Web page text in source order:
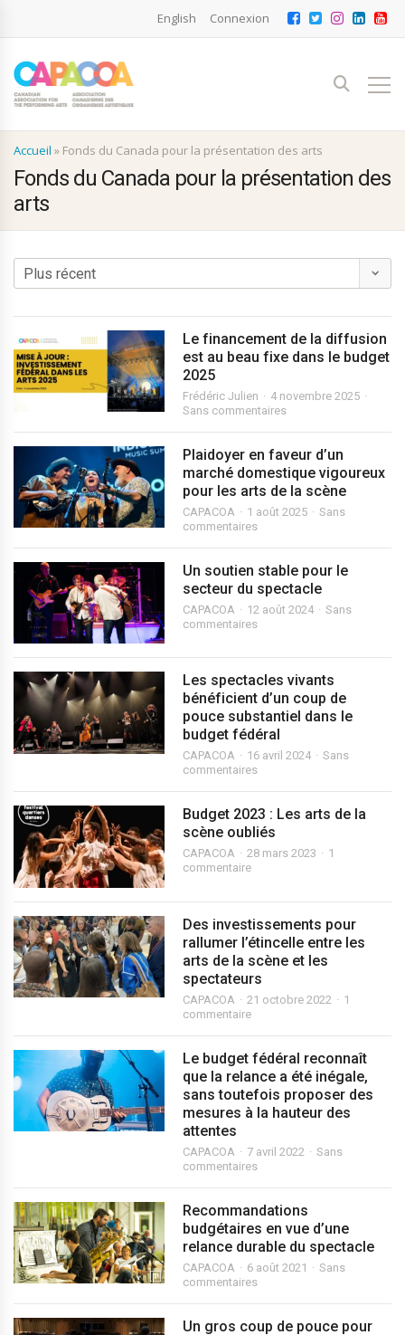
English Connexion
Accueil » Fonds du Canada pour la présentation des arts
Fonds du Canada pour la présentation des
arts
Le financement de la diffusion
est au beau fixe dans le budget
2025
Frédéric Julien
4 novembre 2025
Sans commentaires
Plaidoyer en faveur d’un
marché domestique vigoureux
pour les arts de la scène
CAPACOA 1 août 2025
Sans
commentaires
Un soutien stable pour le
secteur du spectacle
CAPACOA 12 août 2024
Sans
commentaires
Les spectacles vivants
bénéficient d’un coup de
pouce substantiel dans le
budget fédéral
CAPACOA 16 avril 2024
Sans
commentaires
Budget 2023 : Les arts de la
scène oubliés
CAPACOA 28 mars 2023
1
commentaire
Des investissements pour
rallumer l’étincelle entre les
arts de la scène et les
spectateurs
CAPACOA 21 octobre 2022
1
commentaire
Le budget fédéral reconnaît
que la relance a été inégale,
sans toutefois proposer des
mesures à la hauteur des
attentes
CAPACOA 7 avril 2022
Sans
commentaires
Recommandations
budgétaires en vue d’une
relance durable du spectacle
CAPACOA 6 août 2021
Sans
commentaires
Un gros coup de pouce pour